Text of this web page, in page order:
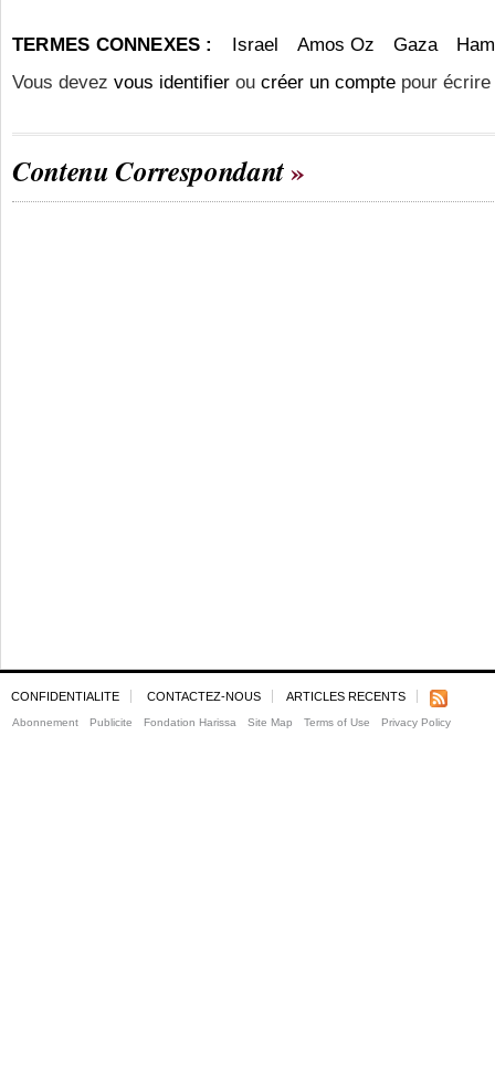
TERMES CONNEXES : Israel Amos Oz Gaza
Vous devez vous identifier ou créer un compte pour
Contenu Correspondant
CONFIDENTIALITE CONTACTEZ-NOUS ARTICLES RECENTS
Abonnement Publicite Fondation Harissa Site Map Terms of Use Privacy Policy